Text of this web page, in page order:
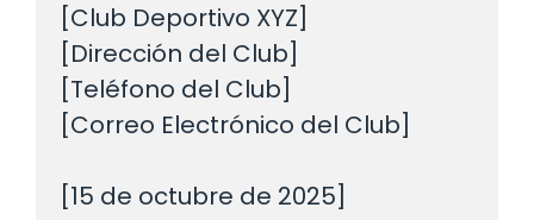
[Club Deportivo XYZ]
[Dirección del Club]
[Teléfono del Club]
[Correo Electrónico del Club]
[15 de octubre de 2025]